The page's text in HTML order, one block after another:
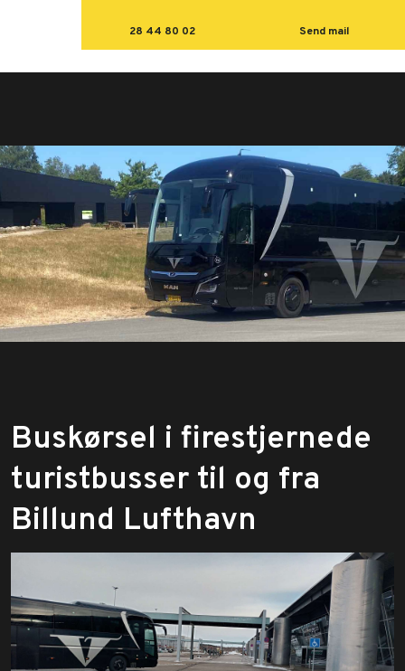
28 44 80 02 Send mail
​Buskørsel i firestjernede
turistbusser til og fra
Billund Lufthavn